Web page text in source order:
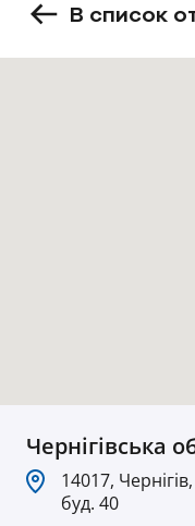
В список
Чернігівська
14017,
буд. 40